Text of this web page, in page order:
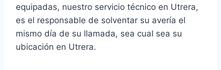
equipadas, nuestro servicio técnico en Utrera,
es el responsable de solventar su avería el
mismo día de su llamada, sea cual sea su
ubicación en Utrera.